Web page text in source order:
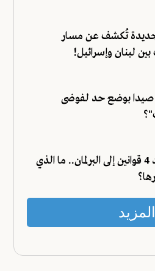
تُكشف عن مسار
بين لبنان وإسرائيل!
بوضع حد لفوضى
عون يعيد 4 قوانين إلى البرلمان.. ما الذي
المزيد